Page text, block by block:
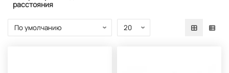
расстояния